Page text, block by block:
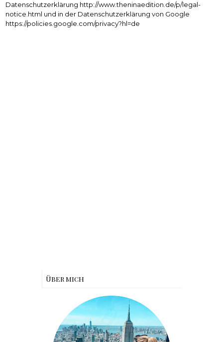
Datenschutzerklärung http://www.theninaedition.de/p/legal-
notice.html und in der Datenschutzerklärung von Google
https://policies.google.com/privacy?hl=de
Über mich